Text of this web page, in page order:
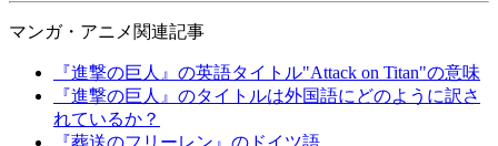
マンガ・アニメ関連記事
『進撃の巨人』の英語タイトル"Attack on Titan"の意味
『進撃の巨人』のタイトルは外国語にどのように訳さ
れているか？
『葬送のフリーレン』のドイツ語